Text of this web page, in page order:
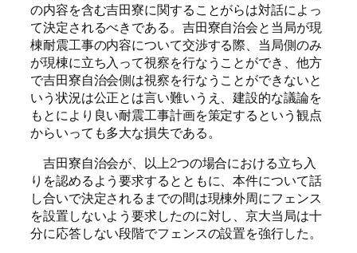
の内容を含む吉田寮に関することがらは対話によっ
て決定されるべきである。吉田寮自治会と当局が現
棟耐震工事の内容について交渉する際、当局側のみ
が現棟に立ち入って視察を行なうことができ、他方
で吉田寮自治会側は視察を行なうことができないと
いう状況は公正とは言い難いうえ、建設的な議論を
もとにより良い耐震工事計画を策定するという観点
からいっても多大な損失である。
吉田寮自治会が、以上2つの場合における立ち入
りを認めるよう要求するとともに、本件について話
し合いで決定されるまでの間は現棟外周にフェンス
を設置しないよう要求したのに対し、京大当局は十
分に応答しない段階でフェンスの設置を強行した。